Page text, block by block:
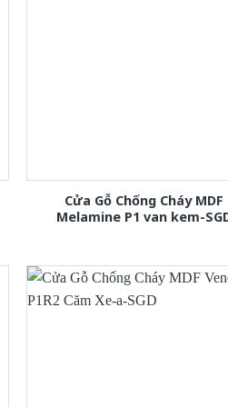
Cửa Gỗ Chống Cháy MDF
Melamine P1 van kem-